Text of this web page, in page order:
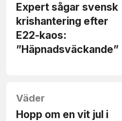
Expert sågar svensk
kris­hantering efter
E22-kaos:
”Häpnads­väckande”
Väder
Hopp om en vit jul i